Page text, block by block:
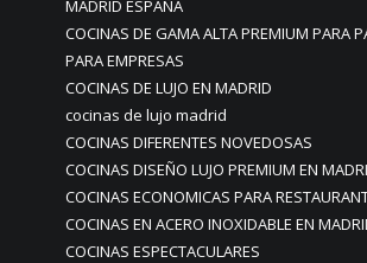
MADRID ESPAÑA
COCINAS DE GAMA ALTA PREMIUM PARA
PARA EMPRESAS
COCINAS DE LUJO EN MADRID
cocinas de lujo madrid
COCINAS DIFERENTES NOVEDOSAS
COCINAS DISEÑO LUJO PREMIUM EN
COCINAS ECONOMICAS PARA
COCINAS EN ACERO INOXIDABLE EN
COCINAS ESPECTACULARES